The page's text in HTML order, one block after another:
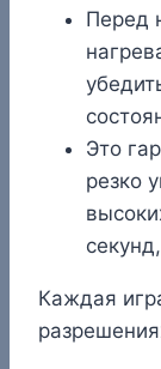
Перед
Это
резко
Каждая